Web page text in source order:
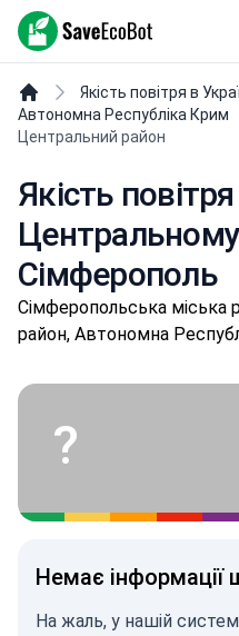
SaveEcoBot
Якість повітря в
Автономна Республіка Крим
Центральний район
Якість
Центральному
Сімферополь
Сімферопольська міська
район, Автономна
?
Немає інформації
На жаль, у нашій